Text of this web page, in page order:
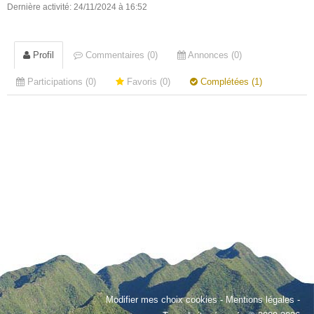
Dernière activité: 24/11/2024 à 16:52
Profil Commentaires (0) Annonces (0)
Participations (0) Favoris (0) Complétées (1)
Modifier mes choix cookies-Mentions légales -